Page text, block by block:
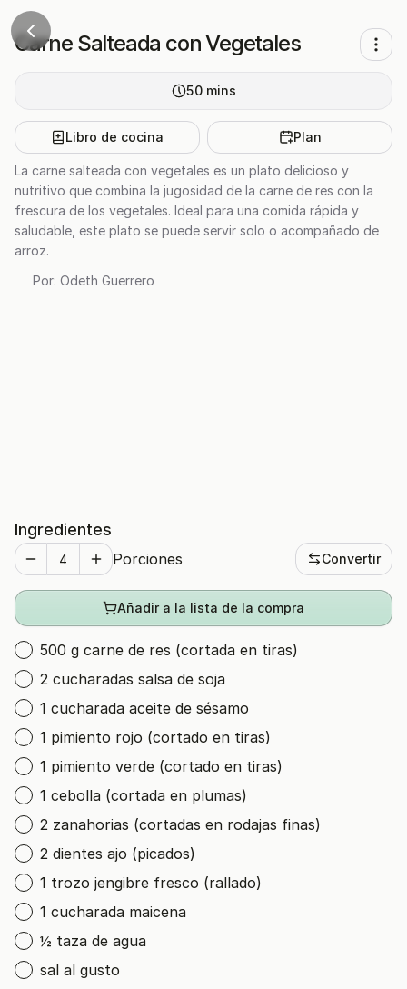
Carne Salteada con Vegetales
50 mins
Libro de cocina Plan
La carne salteada con vegetales es un plato delicioso y
nutritivo que combina la jugosidad de la carne de res con la
frescura de los vegetales. Ideal para una comida rápida y
saludable, este plato se puede servir solo o acompañado de
arroz.
Por: Odeth Guerrero
Ingredientes
Porciones Convertir
Añadir a la lista de la compra
500 g carne de res (cortada en tiras)
2 cucharadas salsa de soja
1 cucharada aceite de sésamo
1 pimiento rojo (cortado en tiras)
1 pimiento verde (cortado en tiras)
1 cebolla (cortada en plumas)
2 zanahorias (cortadas en rodajas finas)
2 dientes ajo (picados)
1 trozo jengibre fresco (rallado)
1 cucharada maicena
½ taza de agua
sal al gusto